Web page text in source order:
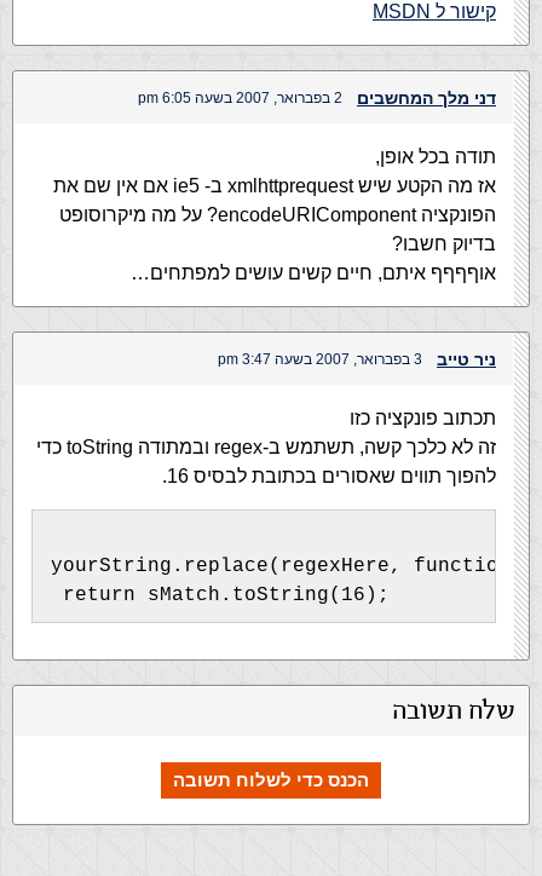
קישור ל MSDN
דני מלך המחשבים 2 בפברואר, 2007 בשעה 6:05 pm
תודה בכל אופן,
אז מה הקטע שיש xmlhttprequest ב- ie5 אם אין שם את
הפונקציה encodeURIComponent? על מה מיקרוסופט
בדיוק חשבו?
אוףףףף איתם, חיים קשים עושים למפתחים…
ניר טייב 3 בפברואר, 2007 בשעה 3:47 pm
תכתוב פונקציה כזו
זה לא כלכך קשה, תשתמש ב-regex ובמתודה toString כדי
להפוך תווים שאסורים בכתובת לבסיס 16.
yourString.replace(regexHere,
return sMatch.toString(16);
שלח תשובה
הכנס כדי לשלוח תשובה